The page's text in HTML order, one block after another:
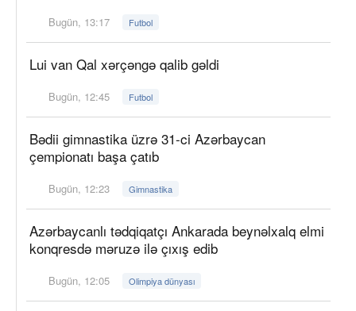
Bugün, 13:17 Futbol
Lui van Qal xərçəngə qalib gəldi
Bugün, 12:45 Futbol
Bədii gimnastika üzrə 31-ci Azərbaycan
çempionatı başa çatıb
Bugün, 12:23 Gimnastika
Azərbaycanlı tədqiqatçı Ankarada beynəlxalq elmi
konqresdə məruzə ilə çıxış edib
Bugün, 12:05 Olimpiya dünyası